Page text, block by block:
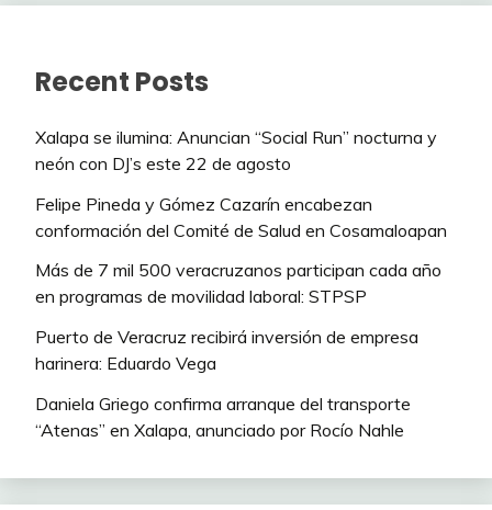
Recent Posts
Xalapa se ilumina: Anuncian “Social Run” nocturna y
neón con DJ’s este 22 de agosto
Felipe Pineda y Gómez Cazarín encabezan
conformación del Comité de Salud en Cosamaloapan
Más de 7 mil 500 veracruzanos participan cada año
en programas de movilidad laboral: STPSP
Puerto de Veracruz recibirá inversión de empresa
harinera: Eduardo Vega
Daniela Griego confirma arranque del transporte
“Atenas” en Xalapa, anunciado por Rocío Nahle